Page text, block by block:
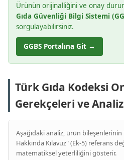
Ürünün orijinalliğini ve onay
Gıda Güvenliği Bilgi Sistemi
sorgulayabilirsiniz.
GGBS Portalına Git →
Türk Gıda Kodeksi
Gerekçeleri ve Analiz
Aşağıdaki analiz, ürün bileşenlerinin
Hakkında Kılavuz" (Ek-5) referans
matematiksel yeterliliğini gösterir.